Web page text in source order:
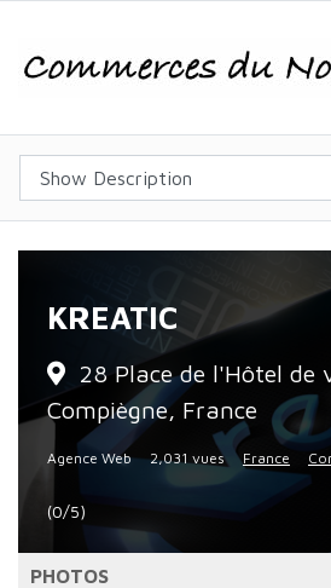
KREATIC
28 Place de l'Hôtel de
Compiègne, France
Agence Web 2,031 vues France
(0/5)
PHOTOS